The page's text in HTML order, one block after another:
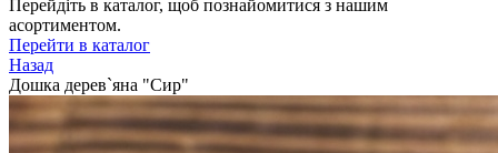
Перейдіть в каталог, щоб познайомитися з нашим
асортиментом.
Перейти в каталог
Назад
Дошка дерев`яна "Сир"